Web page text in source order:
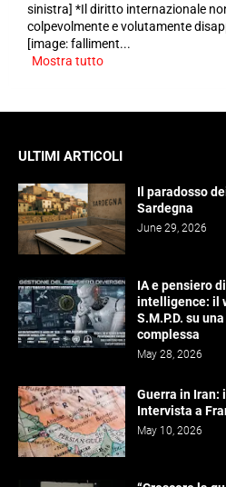
sinistra] *Il diritto internazionale
colpevolmente e volutamente
[image: falliment...
Mostra tutto
ULTIMI ARTICOLI
Il paradosso
Sardegna
June 29, 2026
IA e pensiero
intelligence: il
S.M.P.D. su
complessa
May 28, 2026
Guerra in Iran:
Intervista a
May 10, 2026